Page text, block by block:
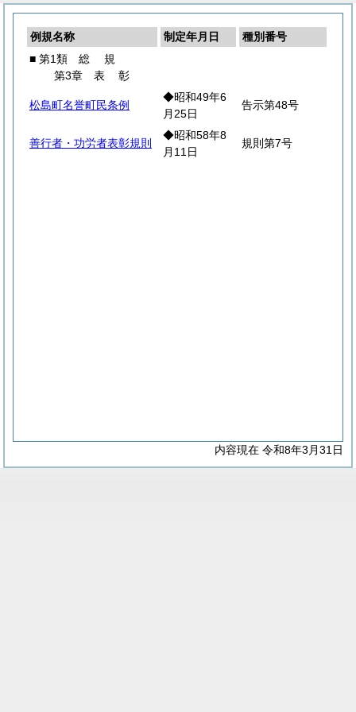
例規名称 制定年月日
種別番号
■ 第1類 総 規
第3章 表彰
松島町名誉町民条例
◆昭和49年6
月25日
告示第48号
善行者・功労者表彰規則
◆昭和58年8
月11日
規則第7号
内容現在 令和8年3月31日